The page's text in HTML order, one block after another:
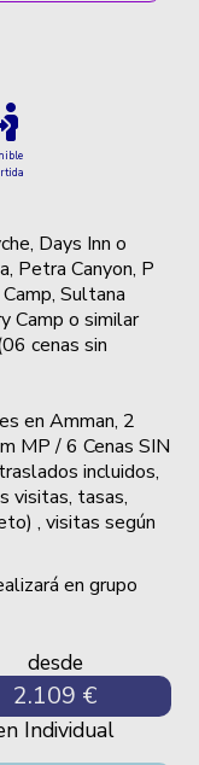
Days Inn o
Petra Canyon, P
Sultana
Camp o similar
cenas sin
en Amman, 2
MP / 6 Cenas SIN
incluidos,
visitas, tasas,
, visitas según
en grupo
desde
2.109 €
Individual